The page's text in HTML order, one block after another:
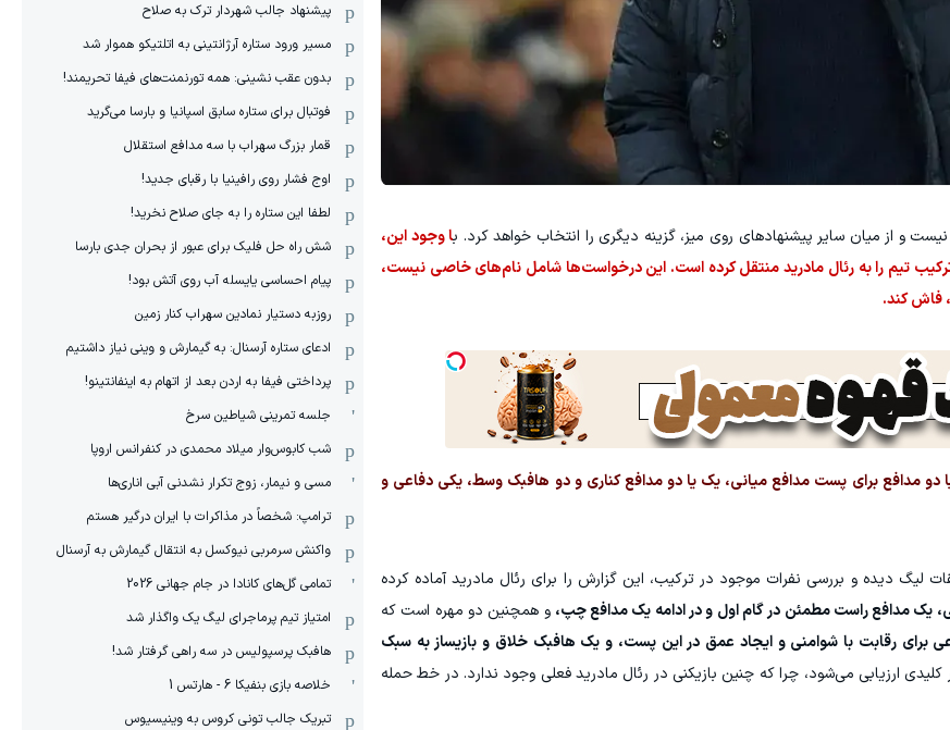
و از میان سایر پیشنهادهای روی میز، گزینه دیگری را انتخاب خواهد کرد. با وجود این،
تیم را به رئال مادرید منتقل کرده است. این درخواست‌ها شامل نام‌های خاصی نیست،
فاش کند.
دو مدافع برای پست مدافع میانی، یک یا دو مدافع کناری و دو هافبک وسط، یکی دفاعی و
لیگ دیده و بررسی نفرات موجود در ترکیب، این گزارش را برای رئال مادرید آماده کرده
یک مدافع راست مطمئن در گام اول و در ادامه یک مدافع چپ، و همچنین دو مهره است که
رقابت با شوامنی و ایجاد عمق در این پست، و یک هافبک خلاق و بازیساز به سبک
کلیدی ارزیابی می‌شود، چرا که چنین بازیکنی در رئال مادرید فعلی وجود ندارد. در خط حمله
پیشنهاد جالب شهردار ترک به صلاح
مسیر ورود ستاره آرژانتینی به اتلتیکو هموار شد
بدون عقب نشینی: همه تورنمنت‌های فیفا تحریمند!
فوتبال برای ستاره سابق اسپانیا و بارسا می‌گرید
قمار بزرگ سهراب با سه مدافع استقلال
اوج فشار روی رافینیا با رقبای جدید!
لطفا این ستاره را به جای صلاح نخرید!
شش راه حل فلیک برای عبور از بحران جدی بارسا
پیام احساسی یایسله آب روی آتش بود!
روزبه دستیار نمادین سهراب کنار زمین
ادعای ستاره آرسنال: به گیمارش و وینی نیاز داشتیم
پرداختی فیفا به اردن بعد از اتهام به اینفانتینو!
جلسه تمرینی شیاطین سرخ
شب کابوس‌وار میلاد محمدی در کنفرانس اروپا
مسی و نیمار، زوج تکرار نشدنی آبی اناری‌ها
ترامپ: شخصاً در مذاکرات با ایران درگیر هستم
واکنش سرمربی نیوکسل به انتقال گیمارش به آرسنال
تمامی گل‌های کانادا در جام جهانی 2026
امتیاز تیم پرماجرای لیگ یک واگذار شد
هافبک پرسپولیس در سه راهی گرفتار شد!
خلاصه بازی بنفیکا 6 - هارتس 1
تبریک جالب تونی کروس به وینیسیوس